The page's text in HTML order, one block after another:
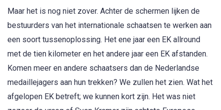
Maar het is nog niet zover. Achter de schermen lijken de
bestuurders van het internationale schaatsen te werken aan
een soort tussenoplossing. Het ene jaar een EK allround
met de tien kilometer en het andere jaar een EK afstanden.
Komen meer en andere schaatsers dan de Nederlandse
medaillejagers aan hun trekken? We zullen het zien. Wat het
afgelopen EK betreft; we kunnen kort zijn. Het was niet